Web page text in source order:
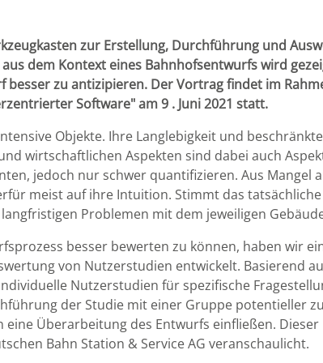
zur Erstellung, Durchführung und
dem Kontext eines Bahnhofsentwurfs wird
zu antizipieren. Der Vortrag findet im
Software" am 9 . Juni 2021 statt.
Objekte. Ihre Langlebigkeit und
wirtschaftlichen Aspekten sind dabei auch
jedoch nur schwer quantifizieren. Aus
meist auf ihre Intuition. Stimmt das
Problemen mit dem jeweiligen
besser bewerten zu können, haben wir
von Nutzerstudien entwickelt. Basierend
Nutzerstudien für spezifische
der Studie mit einer Gruppe potentieller
Überarbeitung des Entwurfs einfließen.
Bahn Station & Service AG veranschaulicht.